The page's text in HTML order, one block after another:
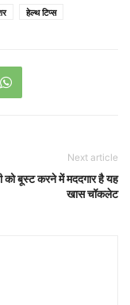
हेल्थ टिप्स
Next article
को बूस्ट करने में मददगार है यह
खास चॉकलेट